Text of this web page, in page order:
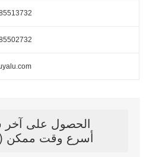
الحصول على
أسرع وقت ممكن (خلال